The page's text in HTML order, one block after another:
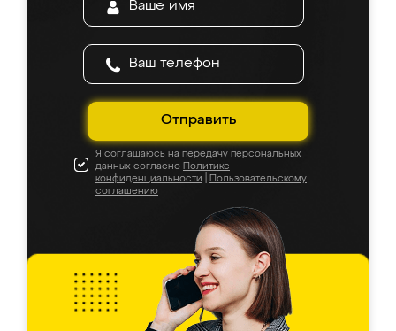
Отправить
Я соглашаюсь на передачу персональных
данных согласно Политике
конфиденциальности
Пользовательскому
соглашению